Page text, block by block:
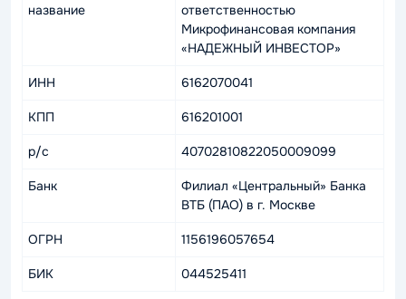
название
ответственностью
Микрофинансовая компания
«НАДЕЖНЫЙ ИНВЕСТОР»
ИНН 6162070041
КПП 616201001
р/с 40702810822050009099
Банк
Филиал «Центральный» Банка
ВТБ (ПАО) в г. Москве
ОГРН 1156196057654
БИК 044525411